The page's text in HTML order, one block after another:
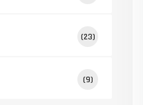
(23)
(9)